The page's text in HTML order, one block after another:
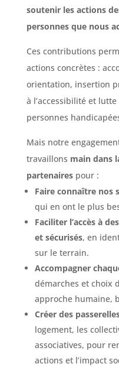
soutenir les actions
personnes que nous
Ces contributions
actions concrètes :
orientation, insertion
à l’accessibilité et
personnes
Mais notre
travaillons main dans
partenairespour :
Faire connaître nos
qui en ont le plus
Faciliter l’accès à
et sécurisés, en
sur le terrain.
Accompagner
démarches et choix
approche humaine,
Créer des
logement, les
associatives, pour
actions et l’impact